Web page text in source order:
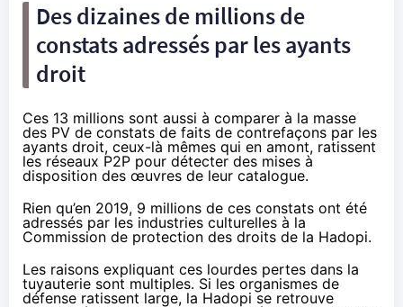
Des dizaines de millions de
constats adressés par les ayants
droit
Ces 13 millions sont aussi à comparer à la masse
des PV de constats de faits de contrefaçons par les
ayants droit, ceux-là mêmes qui en amont, ratissent
les réseaux P2P pour détecter des mises à
disposition des œuvres de leur catalogue.
Rien qu’en 2019, 9 millions de ces constats ont été
adressés par les industries culturelles à la
Commission de protection des droits de la Hadopi.
Les raisons expliquant ces lourdes pertes dans la
tuyauterie sont multiples. Si les organismes de
défense ratissent large, la Hadopi se retrouve